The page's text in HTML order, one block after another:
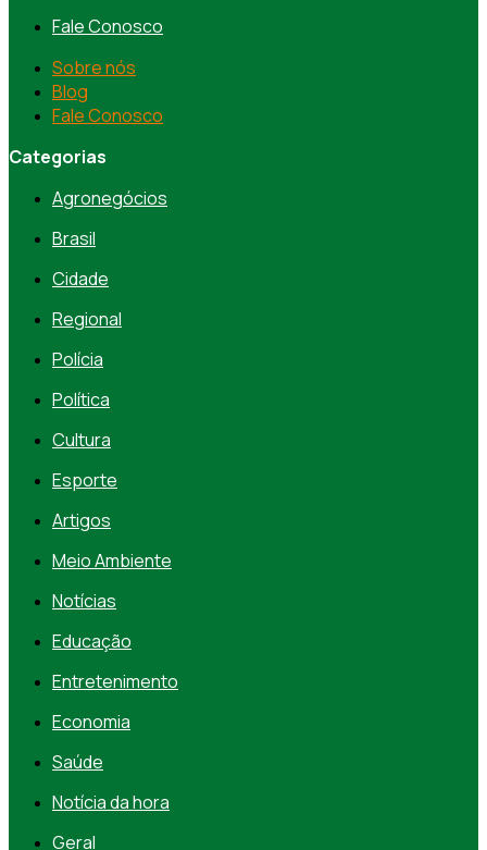
Fale Conosco
Sobre nós
Blog
Fale Conosco
Categorias
Agronegócios
Brasil
Cidade
Regional
Polícia
Política
Cultura
Esporte
Artigos
Meio Ambiente
Notícias
Educação
Entretenimento
Economia
Saúde
Notícia da hora
Geral